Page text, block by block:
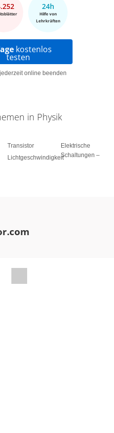
24h
Hilfe von
Lehrkräften
kostenlos
testen
online beenden
in Physik
Transistor
Lichtgeschwindigkeit
Elektrische
Schaltungen –